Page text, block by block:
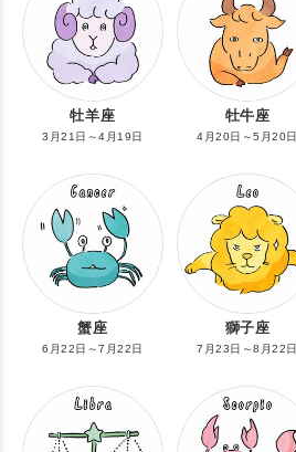
牡羊座
3月21日～4月19日
牡牛座
4月20日～5月20日
蟹座
6月22日～7月22日
獅子座
7月23日～8月22日